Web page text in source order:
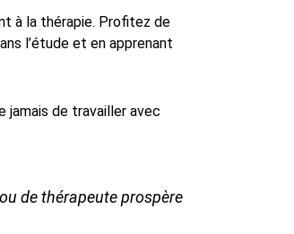
à la thérapie. Profitez de
l’étude et en apprenant
jamais de travailler avec
de thérapeute prospère